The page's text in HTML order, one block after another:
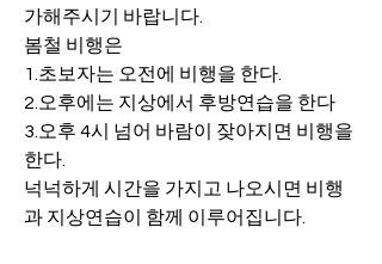
가해주시기 바랍니다.
봄철 비행은
1.초보자는 오전에 비행을 한다.
2.오후에는 지상에서 후방연습을 한다
3.오후 4시 넘어 바람이 잦아지면 비행을
한다.
넉넉하게 시간을 가지고 나오시면 비행
과 지상연습이 함께 이루어집니다.